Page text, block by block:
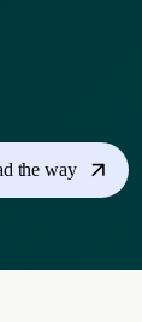
the way